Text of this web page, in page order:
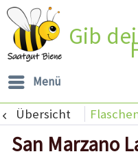
Gib
Menü
Übersicht
San Marzano